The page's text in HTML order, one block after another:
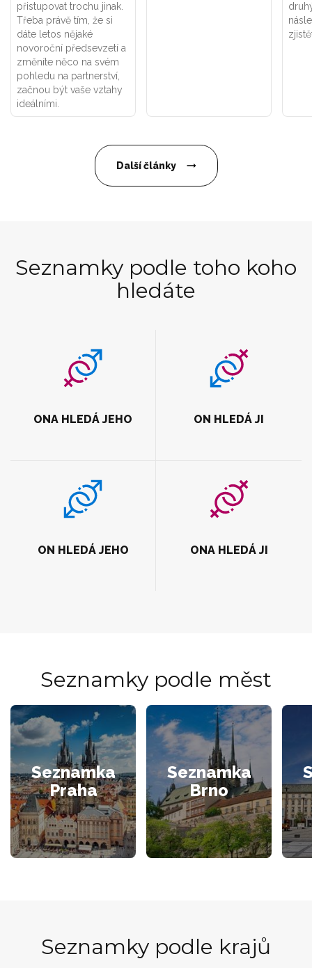
přistupovat trochu jinak.
Třeba právě tím, že si
dáte letos nějaké
novoroční předsevzetí a
změníte něco na svém
pohledu na partnerství,
začnou být vaše vztahy
ideálními.
Další články
Seznamky podle toho koho
hledáte
ONA HLEDÁ JEHO ON HLEDÁ JI
ON HLEDÁ JEHO ONA HLEDÁ JI
Seznamky podle měst
Seznamka
Praha
Seznamka
Brno
Seznamky podle krajů